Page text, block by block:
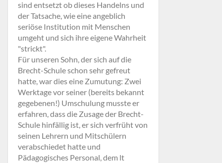
sind entsetzt ob dieses Handelns und
der Tatsache, wie eine angeblich
seriöse Institution mit Menschen
umgeht und sich ihre eigene Wahrheit
"strickt".
Für unseren Sohn, der sich auf die
Brecht-Schule schon sehr gefreut
hatte, war dies eine Zumutung: Zwei
Werktage vor seiner (bereits bekannt
gegebenen!) Umschulung musste er
erfahren, dass die Zusage der Brecht-
Schule hinfällig ist, er sich verfrüht von
seinen Lehrern und Mitschülern
verabschiedet hatte und
Pädagogisches Personal, dem lt